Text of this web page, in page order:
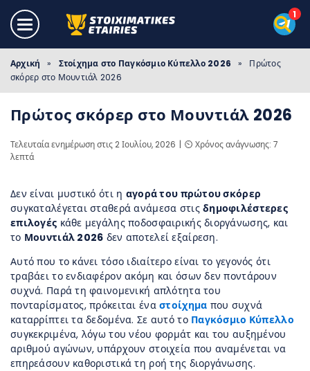
Αρχική » Στοίχημα στο Παγκόσμιο Κύπελλο 2026 »
Πρώτος
σκόρερ στο Μουντιάλ 2026
Πρώτος σκόρερ στο Μουντιάλ 2026
Τελευταία ενημέρωση στις 2 Ιουλίου, 2026
⏲️ Χρόνος ανάγνωσης: 7
λεπτά
Δεν είναι μυστικό ότι η αγορά του πρώτου σκόρερ
συγκαταλέγεται σταθερά ανάμεσα στιςδημοφιλέστερες
επιλογές κάθε μεγάλης ποδοσφαιρικής διοργάνωσης, και
το Μουντιάλ 2026 δεν αποτελεί εξαίρεση.
Αυτό που το κάνει τόσο ιδιαίτερο είναι το γεγονός ότι
τραβάει το ενδιαφέρον ακόμη και όσων δεν ποντάρουν
συχνά. Παρά τη φαινομενική απλότητα του
πονταρίσματος, πρόκειται έναστοίχημα που συχνά
καταρρίπτει τα δεδομένα. Σε αυτό το Παγκόσμιο Κύπελλο
συγκεκριμένα, λόγω του νέου φορμάτ και του αυξημένου
αριθμού αγώνων, υπάρχουν στοιχεία που αναμένεται να
επηρεάσουν καθοριστικά τη ροή της διοργάνωσης.